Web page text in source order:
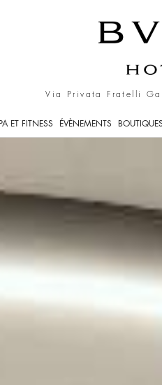
Via Privata Fratelli
ET FITNESS ÉVÈNEMENTS BOUTIQUES